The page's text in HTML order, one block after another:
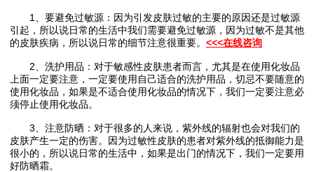
1、要避免过敏源：因为引发皮肤过敏的主要的原因还是过敏源
引起，所以说日常的生活中我们需要避免过敏源，因为过敏不是其他
的皮肤疾病，所以说日常的细节注意很重要。 <<<在线咨询
2、洗护用品：对于敏感性皮肤患者而言，尤其是在使用化妆品
上面一定要注意，一定要使用自己适合的洗护用品，切忌不要随意的
使用化妆品，如果是不适合使用化妆品的情况下，我们一定要注意必
须停止使用化妆品。
3、注意防晒：对于很多的人来说，紫外线的辐射也会对我们的
皮肤产生一定的伤害。因为过敏性皮肤的患者对紫外线的抵御能力是
很小的，所以说日常的生活中，如果是出门的情况下，我们一定要用
好防晒霜。